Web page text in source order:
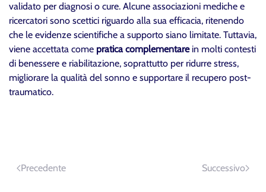
validato per diagnosi o cure. Alcune associazioni mediche e
ricercatori sono scettici riguardo alla sua efficacia, ritenendo
che le evidenze scientifiche a supporto siano limitate. Tuttavia,
viene accettata come pratica complementarein molti contesti
di benessere e riabilitazione, soprattutto per ridurre stress,
migliorare la qualità del sonno e supportare il recupero post-
traumatico.
Precedente Successivo